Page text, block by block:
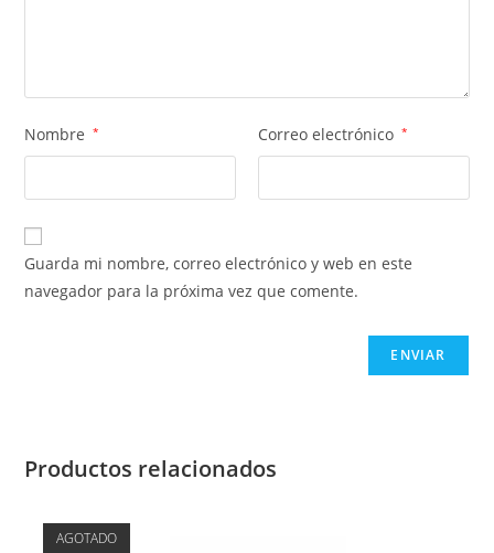
Nombre * Correo electrónico *
Guarda mi nombre, correo electrónico y web en este
navegador para la próxima vez que comente.
Productos relacionados
AGOTADO